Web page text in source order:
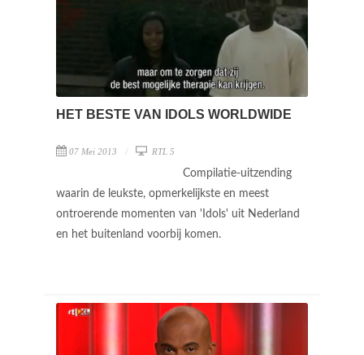
HET BESTE VAN IDOLS WORLDWIDE
07 Mei 2013 RTL 5
Compilatie-uitzending
waarin de leukste, opmerkelijkste en meest
ontroerende momenten van 'Idols' uit Nederland
en het buitenland voorbij komen.